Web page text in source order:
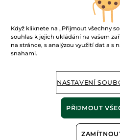
Zobrazit více
OLD PRODUCT LINE
Když kliknete na „Přijmout všechny
souhlas k jejich ukládání na vašem
na stránce, s analýzou využití dat a s
snahami.
NASTAVENÍ
PŘIJMOUT